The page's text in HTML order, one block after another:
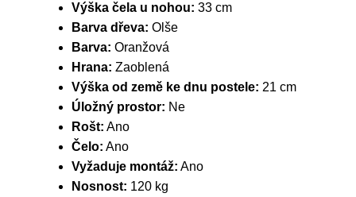
Výška čela u nohou: 33 cm
Barva dřeva: Olše
Barva: Oranžová
Hrana: Zaoblená
Výška od země ke dnu postele: 21 cm
Úložný prostor: Ne
Rošt: Ano
Čelo: Ano
Vyžaduje montáž: Ano
Nosnost: 120 kg